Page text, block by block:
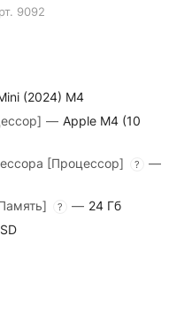
9092
(2024) M4
— Apple M4 (10
[Процессор]
?
—
? — 24 Гб